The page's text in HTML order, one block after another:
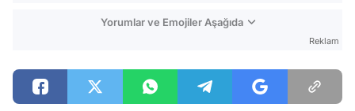
Yorumlar ve Emojiler Aşağıda
Reklam